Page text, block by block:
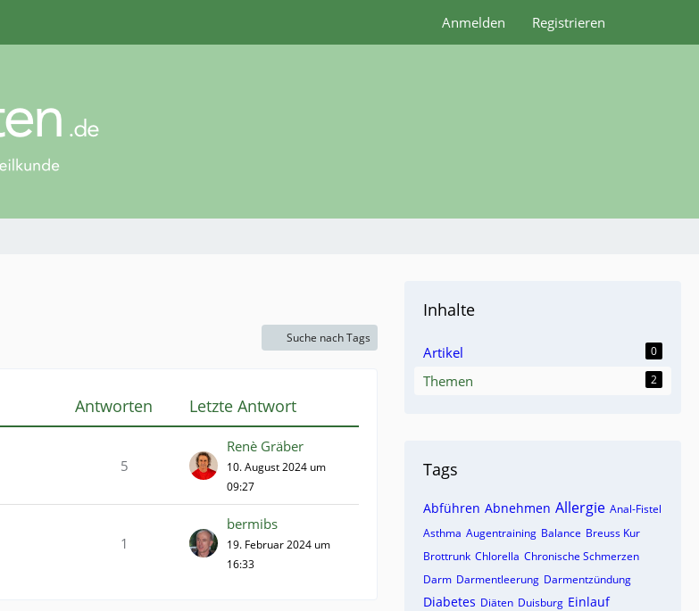
Anmelden Registrieren
Suche nach Tags
Antworten Letzte Antwort
5
Renè Gräber
10. August 2024 um
09:27
1
bermibs
19. Februar 2024 um
16:33
Inhalte
Artikel 0
Themen 2
Tags
Abführen Abnehmen Allergie Anal-Fistel
Asthma Augentraining Balance Breuss Kur
Brottrunk Chlorella Chronische Schmerzen
Darm Darmentleerung Darmentzündung
Diabetes Diäten Duisburg Einlauf